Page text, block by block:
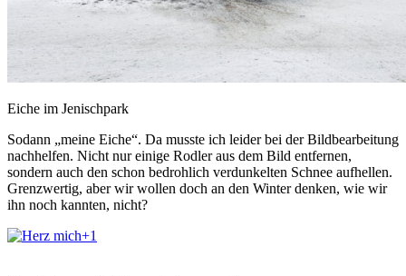
Eiche im Jenischpark
Sodann „meine Eiche“. Da musste ich leider bei der Bildbearbeitung
nachhelfen. Nicht nur einige Rodler aus dem Bild entfernen,
sondern auch den schon bedrohlich verdunkelten Schnee aufhellen.
Grenzwertig, aber wir wollen doch an den Winter denken, wie wir
ihn noch kannten, nicht?
+1